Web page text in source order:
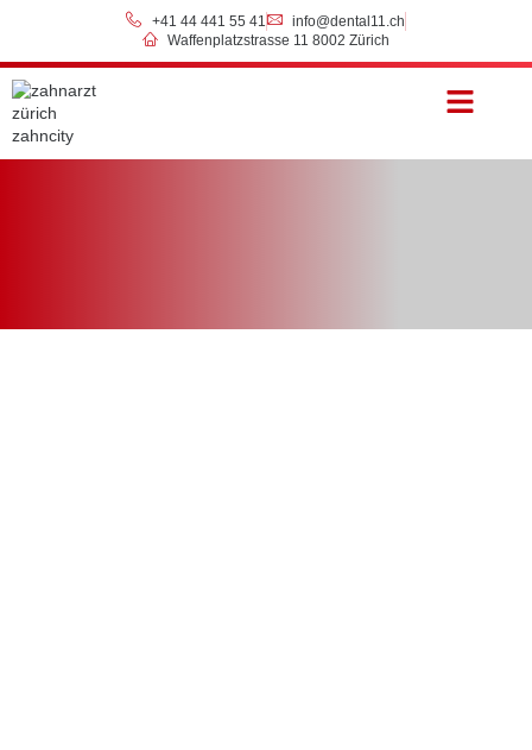
+41 44 441 55 41
info@dental11.ch
Waffenplatzstrasse 11 8002 Zürich